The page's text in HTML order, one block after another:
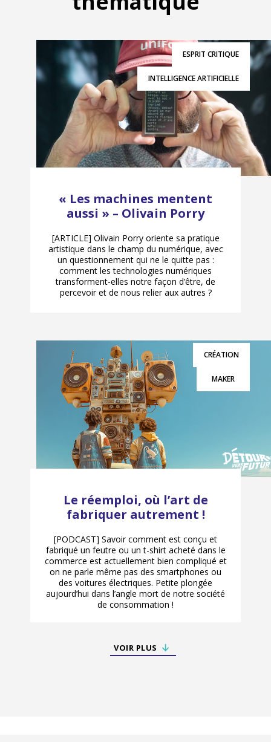
ESPRIT CRITIQUE
INTELLIGENCE ARTIFICIELLE
« Les machines mentent
aussi » – Olivain Porry
[ARTICLE] Olivain Porry oriente sa pratique
artistique dans le champ du numérique, avec
un questionnement qui ne le quitte pas :
comment les technologies numériques
transforment-elles notre façon d’être, de
percevoir et de nous relier aux autres ?
CRÉATION
MAKER
Le réemploi, où l’art de
fabriquer autrement !
[PODCAST] Savoir comment est conçu et
fabriqué un feutre ou un t-shirt acheté dans le
commerce est actuellement bien compliqué et
on ne parle même pas des smartphones ou
des voitures électriques. Petite plongée
aujourd’hui dans l’angle mort de notre société
de consommation !
VOIR PLUS